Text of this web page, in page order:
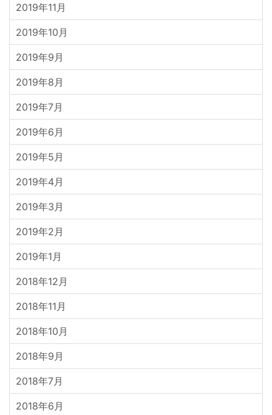
2019年11月
2019年10月
2019年9月
2019年8月
2019年7月
2019年6月
2019年5月
2019年4月
2019年3月
2019年2月
2019年1月
2018年12月
2018年11月
2018年10月
2018年9月
2018年7月
2018年6月